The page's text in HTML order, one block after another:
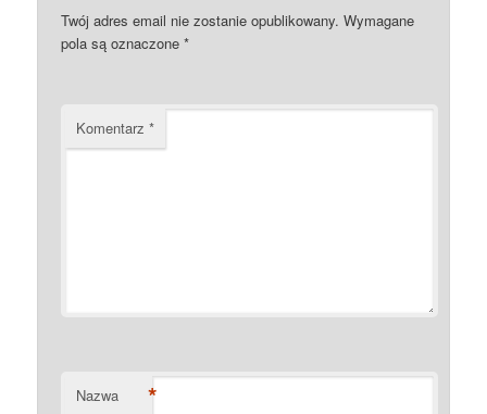
Twój adres email nie zostanie opublikowany. Wymagane
pola są oznaczone*
Komentarz*
Nazwa *